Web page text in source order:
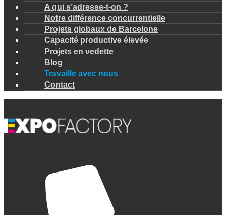
A qui s’adresse-t-on ?
Notre différence concurrentielle
Projets globaux de Barcelone
Capacité productive élevée
Projets en vedette
Blog
Travaille avec nous
Contact